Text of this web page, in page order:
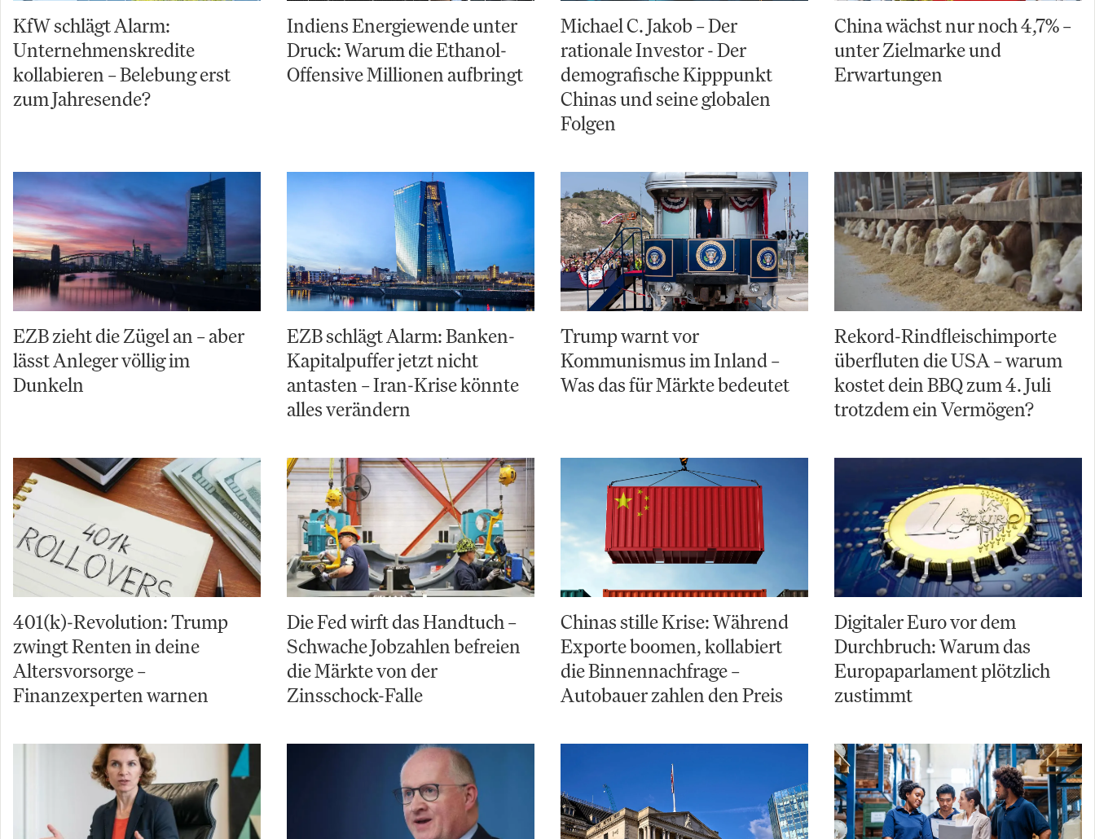
KfW schlägt Alarm:
Unternehmenskredite
kollabieren – Belebung erst
zum Jahresende?
Indiens Energiewende unter
Druck: Warum die Ethanol-
Offensive Millionen aufbringt
Michael C. Jakob – Der
rationale Investor - Der
demografische Kipppunkt
Chinas und seine globalen
Folgen
China wächst nur noch 4,7% –
unter Zielmarke und
Erwartungen
EZB zieht die Zügel an – aber
lässt Anleger völlig im
Dunkeln
EZB schlägt Alarm: Banken-
Kapitalpuffer jetzt nicht
antasten – Iran-Krise könnte
alles verändern
Trump warnt vor
Kommunismus im Inland –
Was das für Märkte bedeutet
Rekord-Rindfleischimporte
überfluten die USA – warum
kostet dein BBQ zum 4. Juli
trotzdem ein Vermögen?
401(k)-Revolution: Trump
zwingt Renten in deine
Altersvorsorge –
Finanzexperten warnen
Die Fed wirft das Handtuch –
Schwache Jobzahlen befreien
die Märkte von der
Zinsschock-Falle
Chinas stille Krise: Während
Exporte boomen, kollabiert
die Binnennachfrage –
Autobauer zahlen den Preis
Digitaler Euro vor dem
Durchbruch: Warum das
Europaparlament plötzlich
zustimmt